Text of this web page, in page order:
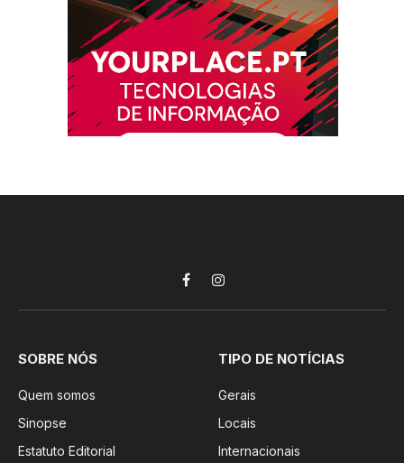
FacebookInstagram
SOBRE NÓS
Quem somos
Sinopse
Estatuto Editorial
TIPO DE NOTÍCIAS
Gerais
Locais
Internacionais